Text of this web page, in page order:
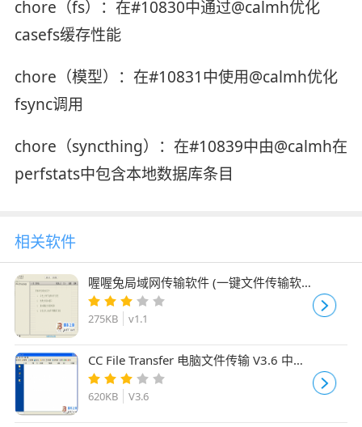
chore（fs）：在#10830中通过@calmh优化
casefs缓存性能
chore（模型）：在#10831中使用@calmh优化
fsync调用
chore（syncthing）：在#10839中由@calmh在
perfstats中包含本地数据库条目
相关软件
喔喔兔局域网传输软件 (一键文件传输软
件) v1.1 绿色免费中文版
275KB v1.1
CC File Transfer 电脑文件传输 V3.6 中文
绿色免费版
620KB V3.6